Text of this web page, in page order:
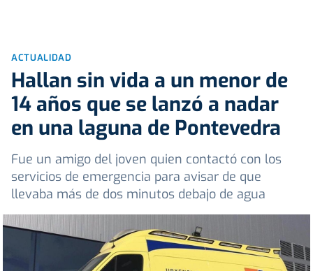
ACTUALIDAD
Hallan sin vida a un menor de
14 años que se lanzó a nadar
en una laguna de Pontevedra
Fue un amigo del joven quien contactó con los
servicios de emergencia para avisar de que
llevaba más de dos minutos debajo de agua